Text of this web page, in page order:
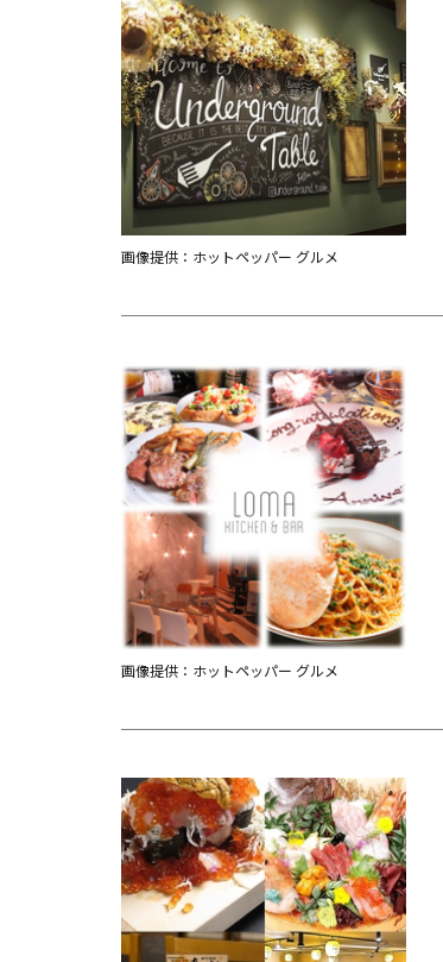
画像提供：ホットペッパー グルメ
画像提供：ホットペッパー グルメ